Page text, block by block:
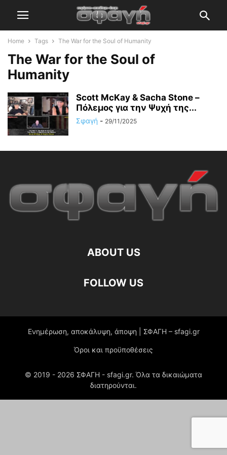
Home Tags The War for the Soul of Humanity
The War for the Soul of
Humanity
Scott McKay & Sacha Stone –
Πόλεμος για την Ψυχή της...
Σφαγή - 29/11/2025
ABOUT US
FOLLOW US
Ενημέρωση, αποκάλυψη, άποψη | ΣΦΑΓΗ – sfagi.gr
Όροι και προϋποθέσεις
© 2019 - 2026 ΣΦΑΓΗ - sfagi.gr. Όλα τα δικαιώματα
διατηρούνται.